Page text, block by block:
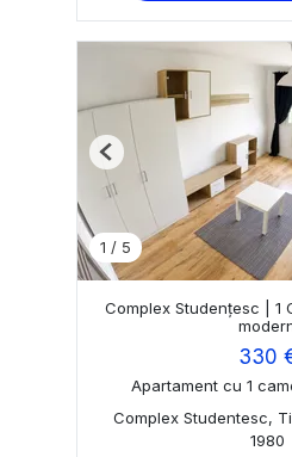
1 / 5
Previous
Complex Studențesc | 1
330
Apartament cu 1
Complex Studentesc,
1980